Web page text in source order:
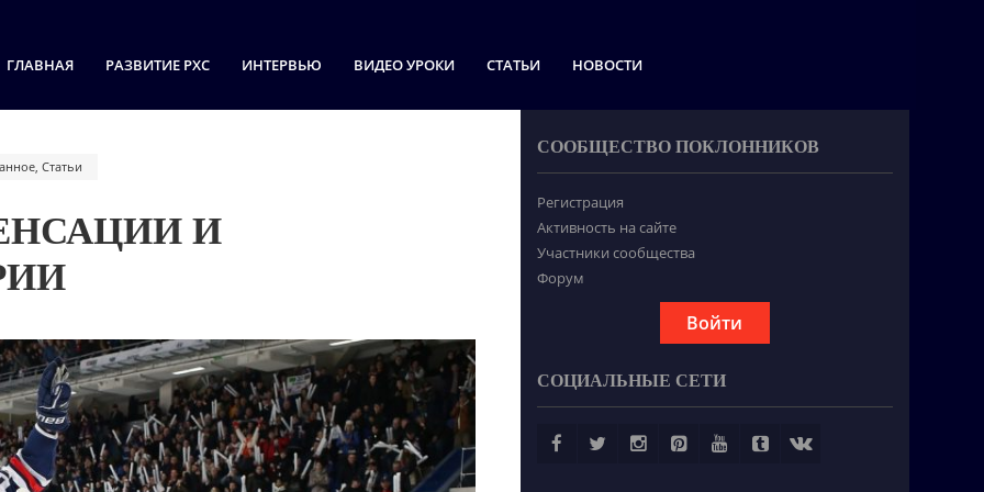
ГЛАВНАЯ РАЗВИТИЕ РХС ИНТЕРВЬЮ ВИДЕО УРОКИ СТАТЬИ НОВОСТИ
, Статьи
И
СООБЩЕСТВО ПОКЛОННИКОВ
Регистрация
Активность на сайте
Участники сообщества
Форум
Войти
СОЦИАЛЬНЫЕ СЕТИ